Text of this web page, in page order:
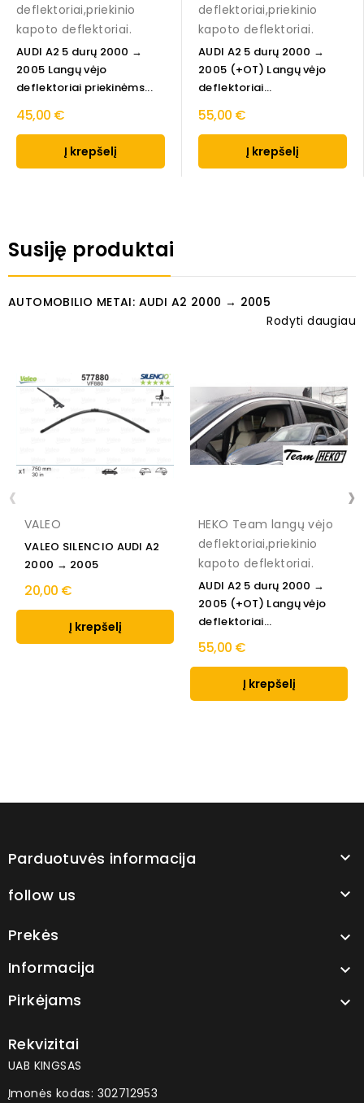
deflektoriai,priekinio
kapoto deflektoriai.
AUDI A2 5 durų 2000 →
2005 Langų vėjo
deflektoriai priekinėms...
45,00 €
Į krepšelį
deflektoriai,priekinio
kapoto deflektoriai.
AUDI A2 5 durų 2000 →
2005 (+OT) Langų vėjo
deflektoriai...
55,00 €
Į krepšelį
Susiję produktai
AUTOMOBILIO METAI: AUDI A2 2000 → 2005
Rodyti daugiau
VALEO
VALEO SILENCIO AUDI A2
2000 → 2005
20,00 €
Į krepšelį
HEKO Team langų vėjo
deflektoriai,priekinio
kapoto deflektoriai.
AUDI A2 5 durų 2000 →
2005 (+OT) Langų vėjo
deflektoriai...
55,00 €
Į krepšelį
‹ ›
Parduotuvės informacija 
follow us 
Prekės 
Informacija 
Pirkėjams 
Rekvizitai
UAB KINGSAS
Įmonės kodas: 302712953